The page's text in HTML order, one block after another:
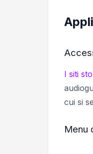
I siti
cui si
Menu